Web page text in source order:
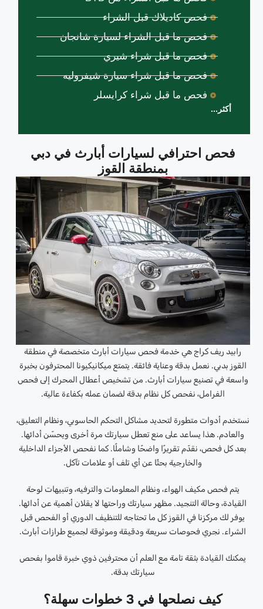
فحص احترافي لسيارات أبارث في دبي
بمنطقة القوز
رابيد ريف كراج هي خدمة فحص سيارات أبارث متخصصة في منطقة
القوز بدبي. نعمل بدقة وعناية فائقة. يتمتع ميكانيكيونا المحترفون بخبرة
واسعة في تصنيع سيارات أبارث. من تشخيص أعطال المحرك إلى فحص
الفرامل، نفحص كل نظام بدقة لضمان عمله بكفاءة عالية.
نستخدم أدوات متطورة لتحديد مشاكل التحكم الحاسوبي، ونظام التعليق،
والعادم. هذا يساعد على منع تعطل سيارتك مرة أخرى ويحسّن أدائها.
بعد كل فحص، نقدّم تقريرًا واضحًا وشاملًا. كما نفحص الأجزاء الداخلية
والخارجية بحثًا عن أي تلف أو علامات تآكل.
يتم فحص مكيف الهواء، ونظام المعلومات والترفيه، وتنبيهات لوحة
القيادة، وحالة التنجيد. مظهر سيارتك وراحتها لا يقلان أهمية عن أدائها.
يوفر لك مركزنا في القوز كل ما تحتاجه للتنظيف الدوري أو الفحص قبل
الشراء. نجري فحوصات سريعة ودقيقة وموثوقة لجميع طرازات أبارث.
يمكنك القيادة بثقة تامة مع العلم أن محترفين ذوي خبرة قاموا بفحص
سيارتك بدقة.
كيف نصلحها في 3 خطوات سهلة؟
فحص كاديلاك قبل الشراء
فحص ما قبل الشراء لسيارة شانجان
فحص ما قبل شراء شيري
فحص ما قبل شراء سيارة شيفروليه
فحص ما قبل شراء كرايسلر
أكثر...